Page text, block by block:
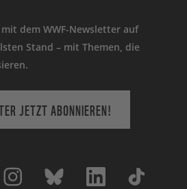
dem WWF-Newsletter auf
Stand – mit Themen, die
JETZT ABONNIEREN!